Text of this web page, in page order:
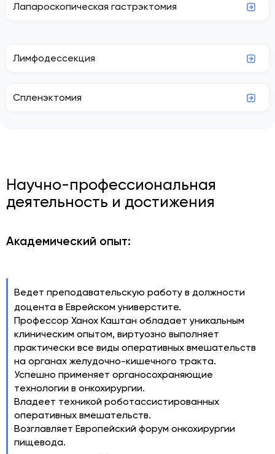
Лапароскопическая гастрэктомия
Лимфодессекция
Спленэктомия
Научно-профессиональная
деятельность и достижения
Академический опыт:
Ведет преподавательскую работу в должности
доцента в Еврейском универстите.
Профессор Ханох Каштан обладает уникальным
клиническим опытом, виртуозно выполняет
практически все виды оперативных вмешательств
на органах желудочно-кишечного тракта.
Успешно применяет органосохраняющие
технологии в онкохирургии.
Владеет техникой роботассистированных
оперативных вмешательств.
Возглавляет Европейский форум онкохирургии
пищевода.